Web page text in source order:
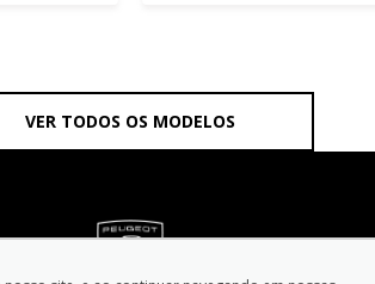
VER TODOS OS MODELOS